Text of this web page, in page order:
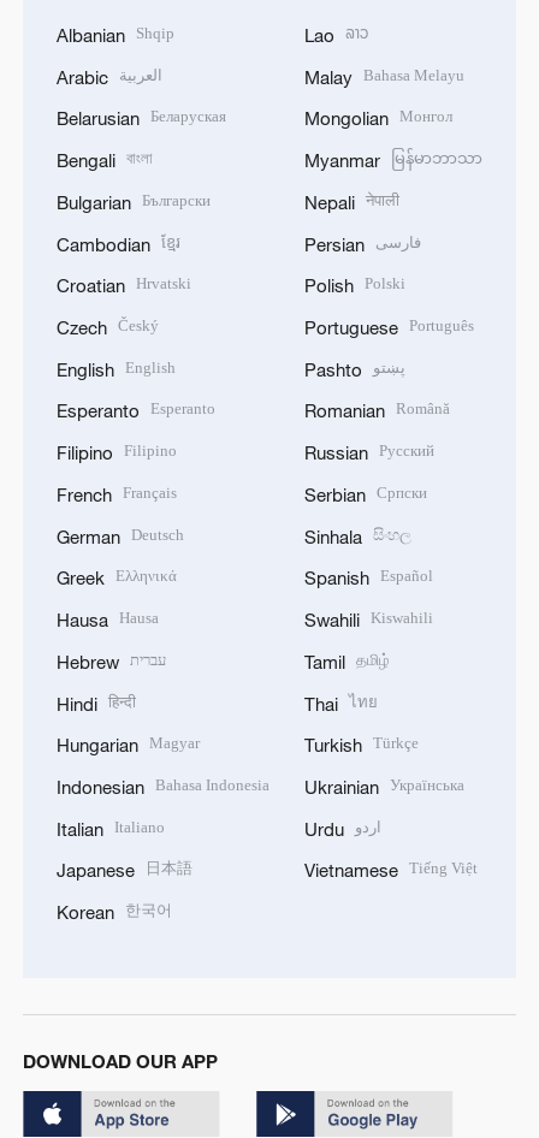
Albanian Shqip
Arabic العربية
Belarusian Беларуская
Bengali বাংলা
Bulgarian Български
Cambodian ខ្មែរ
Croatian Hrvatski
Czech Český
English English
Esperanto Esperanto
Filipino Filipino
French Français
German Deutsch
Greek Ελληνικά
Hausa Hausa
Hebrew עברית
Hindi हिन्दी
Hungarian Magyar
Indonesian Bahasa Indonesia
Italian Italiano
Japanese 日本語
Korean 한국어
Lao ລາວ
Malay Bahasa Melayu
Mongolian Монгол
Myanmar မြန်မာဘာသာ
Nepali नेपाली
Persian فارسی
Polish Polski
Portuguese Português
Pashto پښتو
Romanian Română
Russian Русский
Serbian Српски
Sinhala සිංහල
Spanish Español
Swahili Kiswahili
Tamil தமிழ்
Thai ไทย
Turkish Türkçe
Ukrainian Українська
Urdu اردو
Vietnamese Tiếng Việt
DOWNLOAD OUR APP